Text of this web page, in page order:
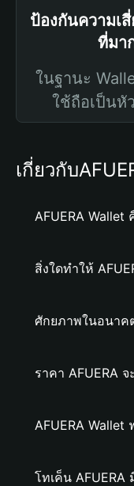
ป้องกันความเ
ที่มา
ในฐานะ
ใช้ถือเป็นหั
เกี่ยวกับ
AFUERA Wallet
สิ่งใดทำให้
ศักยภาพในอนาค
ราคา AFUERA
AFUERA Wallet
โทเค็น AFUERA